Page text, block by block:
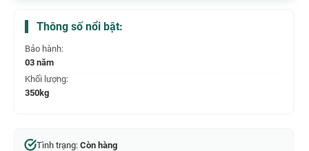
Thông số nổi bật:
Bảo hành:
03 năm
Khối lượng:
350kg
Tình trạng: Còn hàng